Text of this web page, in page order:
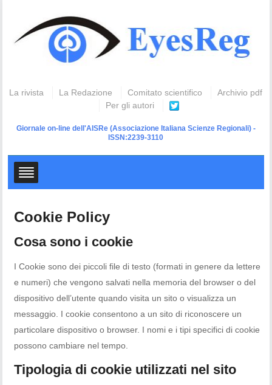
La rivista La Redazione Comitato scientifico
Archivio pdf
Per gli autori
Giornale on-line dell'AISRe (Associazione Italiana Scienze Regionali) -
ISSN:2239-3110
Cookie Policy
Cosa sono i cookie
I Cookie sono dei piccoli file di testo (formati in genere da lettere
e numeri) che vengono salvati nella memoria del browser o del
dispositivo dell’utente quando visita un sito o visualizza un
messaggio. I cookie consentono a un sito di riconoscere un
particolare dispositivo o browser. I nomi e i tipi specifici di cookie
possono cambiare nel tempo.
Tipologia di cookie utilizzati nel sito